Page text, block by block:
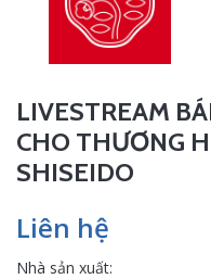
LIVESTREAM
CHO THƯƠNG
SHISEIDO
Liên hệ
Nhà sản xuất: